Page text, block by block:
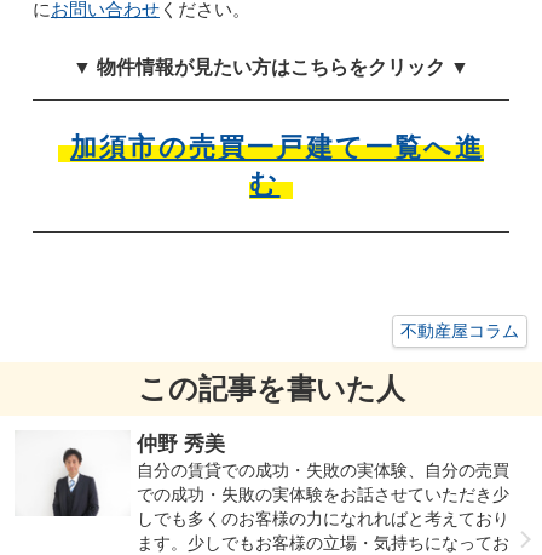
にお問い合わせください。
▼ 物件情報が見たい方はこちらをクリック ▼
加須市の売買一戸建て一覧へ進
む
不動産屋コラム
この記事を書いた人
仲野 秀美
自分の賃貸での成功・失敗の実体験、自分の売買
での成功・失敗の実体験をお話させていただき少
しでも多くのお客様の力になれればと考えており
ます。少しでもお客様の立場・気持ちになってお